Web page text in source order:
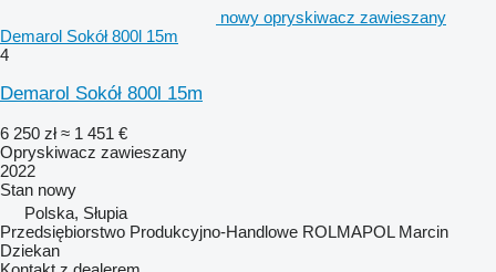
nowy opryskiwacz zawieszany
Demarol Sokół 800l 15m
4
Demarol Sokół 800l 15m
6 250 zł ≈ 1 451 €
Opryskiwacz zawieszany
2022
Stan nowy
Polska, Słupia
Przedsiębiorstwo Produkcyjno-Handlowe ROLMAPOL Marcin
Dziekan